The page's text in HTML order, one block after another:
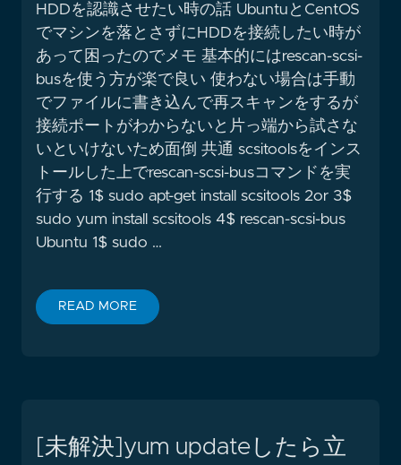
HDDを認識させたい時の話 UbuntuとCentOS
でマシンを落とさずにHDDを接続したい時が
あって困ったのでメモ 基本的にはrescan-scsi-
busを使う方が楽で良い 使わない場合は手動
でファイルに書き込んで再スキャンをするが
接続ポートがわからないと片っ端から試さな
いといけないため面倒 共通 scsitoolsをインス
トールした上でrescan-scsi-busコマンドを実
行する 1$ sudo apt-get install scsitools 2or 3$
sudo yum install scsitools 4$ rescan-scsi-bus
Ubuntu 1$ sudo …
READ MORE
[未解決]yum updateしたら立